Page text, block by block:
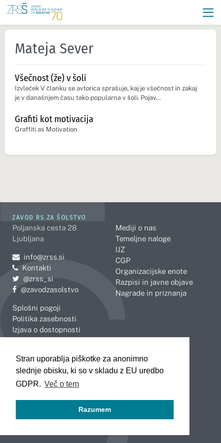
Stran uporablja piškotke za anonimno
slednje obisku, ki so v skladu z EU uredbo
GDPR. Več o tem
Razumem
Mateja Sever
Všečnost (že) v šoli
Izvleček V članku se avtorica sprašuje, kaj je všečnost in zakaj
je v današnjem času tako popularna v šoli. Pojav…
Grafiti kot motivacija
Graffiti as Motivation
ZAVOD RS ZA ŠOLSTVO
Poljanska cesta 28
Ljubljana
Pošljite e-mail na
info@zrss.si
Kontakti
Pojdite na Twitter:
@zrss_si
Pojdite na Facebook:
@zavodzasolstvo
Splošni pogoji
Politika zasebnosti
Izjava o dostopnosti
Mediji o nas
Temeljne naloge
IJZ
CGP
Organizacijske enote
Razpisi in javne objave
Nagrade in priznanja
Celje
Koper
Kranj
Novo mesto
Slovenj Gradec